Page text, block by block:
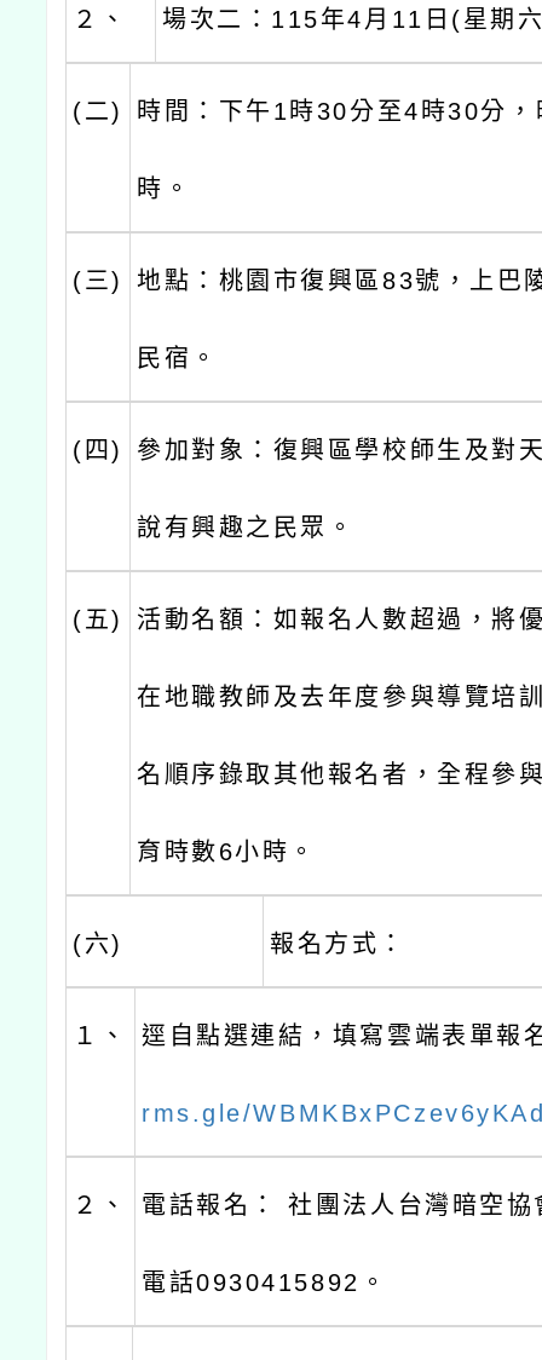
２、 場次二：115年4月11日(星期
(二) 時間：下午1時30分至4時30分
時。
(三) 地點：桃園市復興區83號，上巴
民宿。
(四) 參加對象：復興區學校師生及對
說有興趣之民眾。
(五) 活動名額：如報名人數超過，將
在地職教師及去年度參與導覽培
名順序錄取其他報名者，全程參
育時數6小時。
(六) 報名方式：
１、 逕自點選連結，填寫雲端表單報
rms.gle/
２、 電話報名： 社團法人台灣暗空協
電話0930415892。